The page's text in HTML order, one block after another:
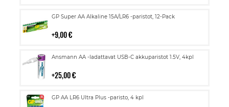
GP Super AA Alkaline 15A/LR6 -paristot, 12-Pack
9,00 €
Lisää
Ansmann AA -ladattavat USB-C akkuparistot 1.5V, 4kpl
25,00 €
Lisää
GP AA LR6 Ultra Plus -paristo, 4 kpl
Lisää